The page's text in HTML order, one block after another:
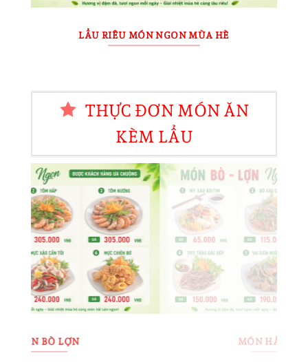
LẨU RIÊU MÓN NGON MÙA HÈ
THỰC ĐƠN MÓN ĂN
KÈM LẨU